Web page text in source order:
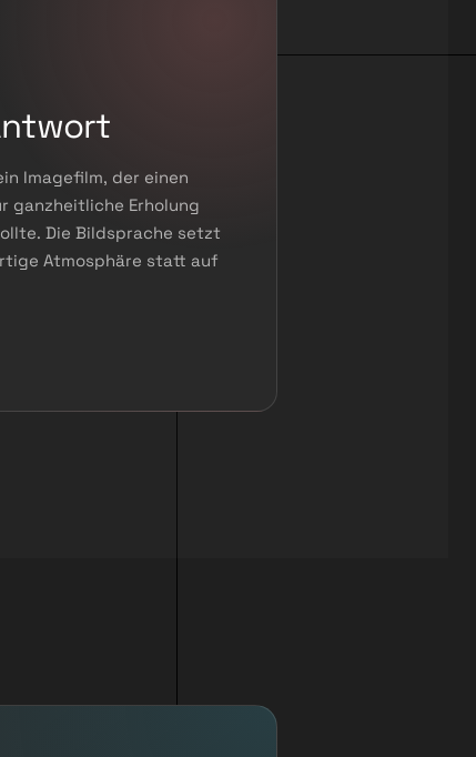
Imagefilm, der einen
ganzheitliche Erholung
Die Bildsprache setzt
Atmosphäre statt auf